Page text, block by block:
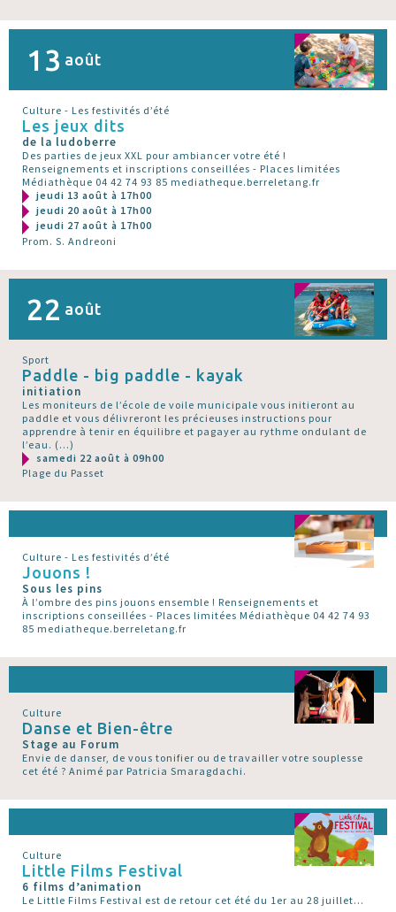
13 août
Culture - Les festivités d’été
Les jeux dits
de la ludoberre
Des parties de jeux XXL pour ambiancer votre été !
Renseignements et inscriptions conseillées - Places limitées
Médiathèque 04 42 74 93 85 mediatheque.berreletang.fr
jeudi 13 août à 17h00
jeudi 20 août à 17h00
jeudi 27 août à 17h00
Prom. S. Andreoni
22 août
Sport
Paddle - big paddle - kayak
initiation
Les moniteurs de l’école de voile municipale vous initieront au
paddle et vous délivreront les précieuses instructions pour
apprendre à tenir en équilibre et pagayer au rythme ondulant de
l’eau. (…)
samedi 22 août à 09h00
Plage du Passet
Culture - Les festivités d’été
Jouons !
Sous les pins
À l’ombre des pins jouons ensemble ! Renseignements et
inscriptions conseillées - Places limitées Médiathèque 04 42 74 93
85 mediatheque.berreletang.fr
Culture
Danse et Bien-être
Stage au Forum
Envie de danser, de vous tonifier ou de travailler votre souplesse
cet été ? Animé par Patricia Smaragdachi.
Culture
Little Films Festival
6 films d’animation
Le Little Films Festival est de retour cet été du 1er au 28 juillet...